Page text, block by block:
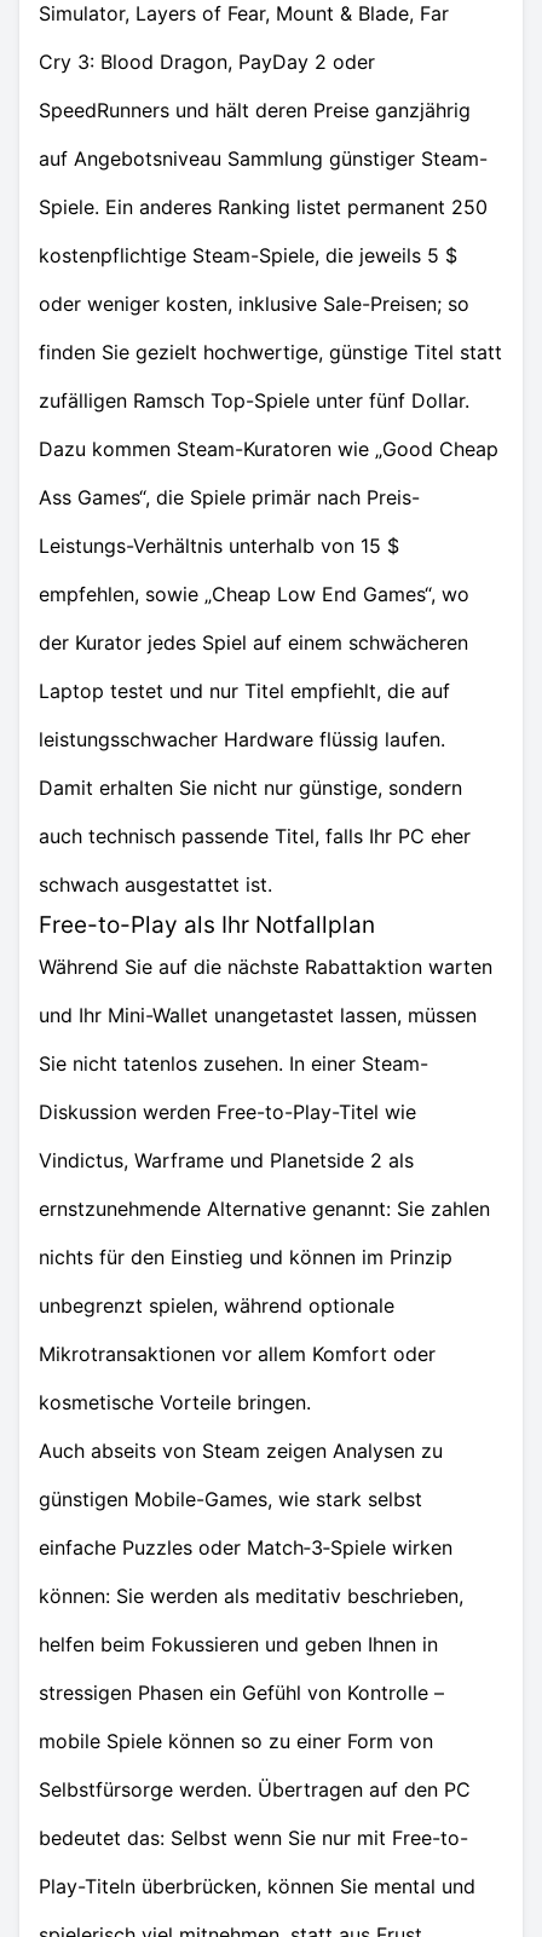
Simulator, Layers of Fear, Mount & Blade, Far
Cry 3: Blood Dragon, PayDay 2 oder
SpeedRunners und hält deren Preise ganzjährig
auf Angebotsniveau Sammlung günstiger Steam-
Spiele. Ein anderes Ranking listet permanent 250
kostenpflichtige Steam-Spiele, die jeweils 5 $
oder weniger kosten, inklusive Sale-Preisen; so
finden Sie gezielt hochwertige, günstige Titel statt
zufälligen Ramsch Top-Spiele unter fünf Dollar.
Dazu kommen Steam-Kuratoren wie „Good Cheap
Ass Games“, die Spiele primär nach Preis-
Leistungs-Verhältnis unterhalb von 15 $
empfehlen, sowie „Cheap Low End Games“, wo
der Kurator jedes Spiel auf einem schwächeren
Laptop testet und nur Titel empfiehlt, die auf
leistungsschwacher Hardware flüssig laufen.
Damit erhalten Sie nicht nur günstige, sondern
auch technisch passende Titel, falls Ihr PC eher
schwach ausgestattet ist.
Free-to-Play als Ihr Notfallplan
Während Sie auf die nächste Rabattaktion warten
und Ihr Mini-Wallet unangetastet lassen, müssen
Sie nicht tatenlos zusehen. In einer Steam-
Diskussion werden Free-to-Play-Titel wie
Vindictus, Warframe und Planetside 2 als
ernstzunehmende Alternative genannt: Sie zahlen
nichts für den Einstieg und können im Prinzip
unbegrenzt spielen, während optionale
Mikrotransaktionen vor allem Komfort oder
kosmetische Vorteile bringen.
Auch abseits von Steam zeigen Analysen zu
günstigen Mobile-Games, wie stark selbst
einfache Puzzles oder Match‑3‑Spiele wirken
können: Sie werden als meditativ beschrieben,
helfen beim Fokussieren und geben Ihnen in
stressigen Phasen ein Gefühl von Kontrolle –
mobile Spiele können so zu einer Form von
Selbstfürsorge werden. Übertragen auf den PC
bedeutet das: Selbst wenn Sie nur mit Free-to-
Play-Titeln überbrücken, können Sie mental und